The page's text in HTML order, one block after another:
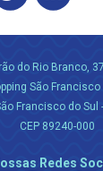
do Rio Branco,
São Francisco
Francisco do Sul
CEP 89240-000
Redes